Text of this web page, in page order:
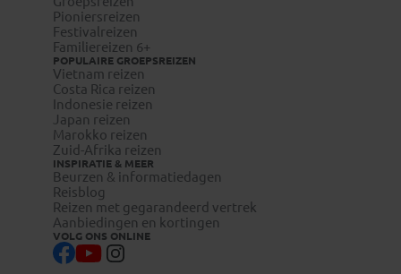
Pioniersreizen
Festivalreizen
Familiereizen 6+
POPULAIRE GROEPSREIZEN
Vietnam reizen
Costa Rica reizen
Indonesie reizen
Japan reizen
Marokko reizen
Zuid-Afrika reizen
INSPIRATIE & MEER
Beurzen & informatiedagen
Reisblog
Reizen met gegarandeerd vertrek
Aanbiedingen en kortingen
VOLG ONS ONLINE